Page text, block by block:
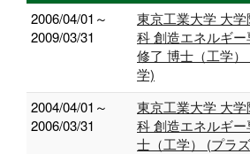
2006/04/01～
2009/03/31
東京工業大学 大
科 創造エネルギ
修了 博士（工学
学)
2004/04/01～
2006/03/31
東京工業大学 大
科 創造エネルギ
士（工学） (プラ